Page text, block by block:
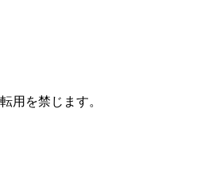
用を禁じます。